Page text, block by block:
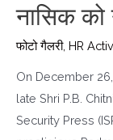
नासिक को
फोटो गैलरी, HR
On December
late Shri P.B.
Security Press